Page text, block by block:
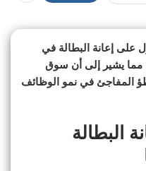
على إعانة البطالة في
مما يشير إلى أن سوق
المفاجئ في نمو الوظائف
البطالة